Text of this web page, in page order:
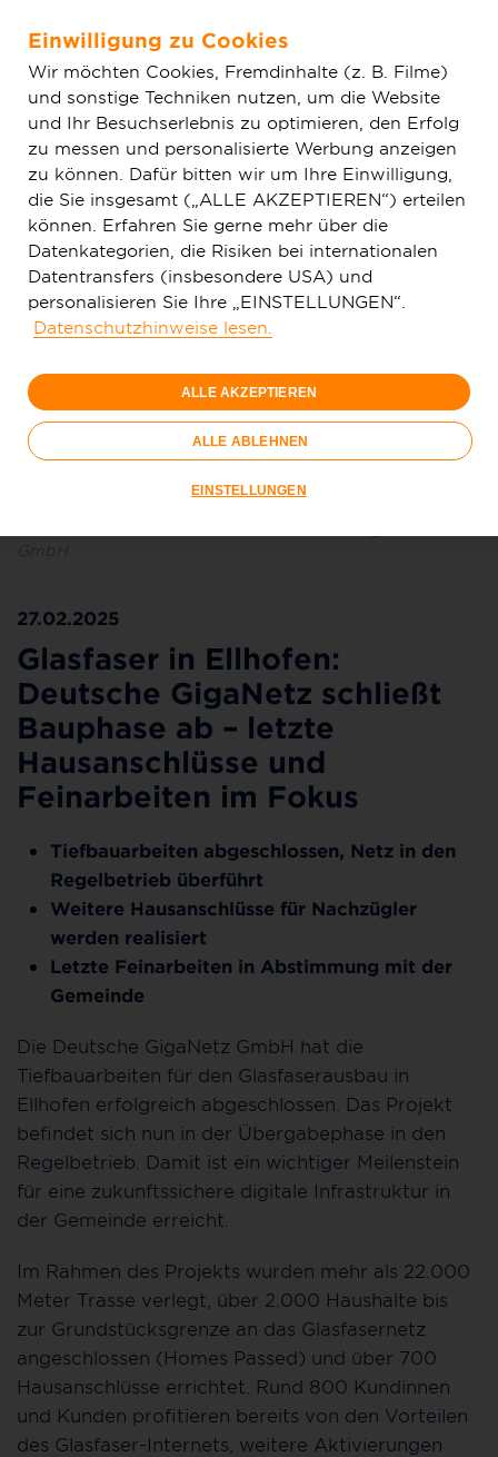
Zum Hauptinhalt springen
Aktuelles
Deutsche GigaNetz schließt Bauphase ab – letzte Hausanschlüsse und
Feinarbeiten im Fokus
27.02.2025
Glasfaser in Ellhofen:
Deutsche GigaNetz schließt
Bauphase ab – letzte
Hausanschlüsse und
Feinarbeiten im Fokus
Tiefbauarbeiten abgeschlossen, Netz in den
Regelbetrieb überführt
Weitere Hausanschlüsse für Nachzügler
werden realisiert
Letzte Feinarbeiten in Abstimmung mit der
Gemeinde
Die Deutsche GigaNetz GmbH hat die
Tiefbauarbeiten für den Glasfaserausbau in
Ellhofen erfolgreich abgeschlossen. Das Projekt
befindet sich nun in der Übergabephase in den
Regelbetrieb. Damit ist ein wichtiger Meilenstein
für eine zukunftssichere digitale Infrastruktur in
der Gemeinde erreicht.
Im Rahmen des Projekts wurden mehr als 22.000
Meter Trasse verlegt, über 2.000 Haushalte bis
zur Grundstücksgrenze an das Glasfasernetz
angeschlossen (Homes Passed) und über 700
Hausanschlüsse errichtet. Rund 800 Kundinnen
und Kunden profitieren bereits von den Vorteilen
des Glasfaser-Internets, weitere Aktivierungen
Einwilligung zu Cookies
Wir möchten Cookies, Fremdinhalte (z. B. Filme)
und sonstige Techniken nutzen, um die Website
und Ihr Besuchserlebnis zu optimieren, den Erfolg
zu messen und personalisierte Werbung anzeigen
zu können. Dafür bitten wir um Ihre Einwilligung,
die Sie insgesamt („ALLE AKZEPTIEREN“) erteilen
können. Erfahren Sie gerne mehr über die
Datenkategorien, die Risiken bei internationalen
Datentransfers (insbesondere USA) und
personalisieren Sie Ihre „EINSTELLUNGEN“.
Datenschutzhinweise lesen.
ALLE AKZEPTIEREN
ALLE ABLEHNEN
EINSTELLUNGEN